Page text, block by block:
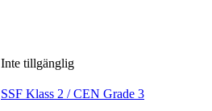
Inte tillgänglig
SSF Klass 2 / CEN Grade 3